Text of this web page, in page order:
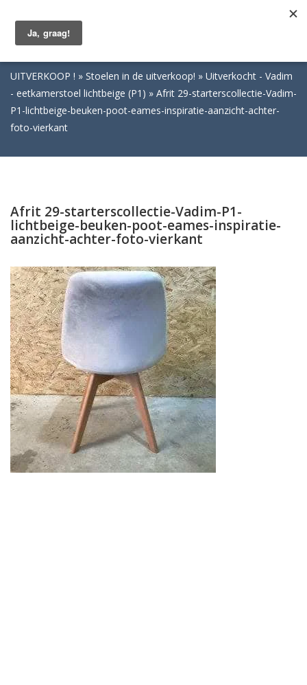
UITVERKOOP ! Stoelen in de uitverkoop!
Uitverkocht - Vadim
- eetkamerstoel lichtbeige (P1)
Afrit 29-starterscollectie-Vadim-
P1-lichtbeige-beuken-poot-eames-inspiratie-aanzicht-achter-
foto-vierkant
Afrit 29-starterscollectie-Vadim-P1-
lichtbeige-beuken-poot-eames-inspiratie-
aanzicht-achter-foto-vierkant